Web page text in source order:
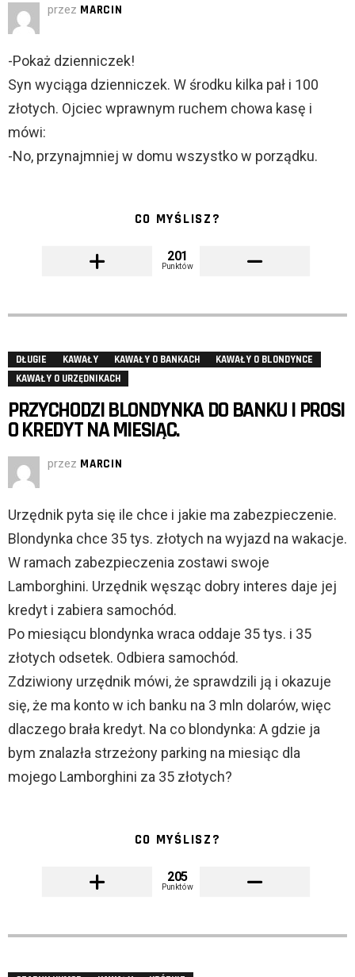
przez MARCIN
-Pokaż dzienniczek!
Syn wyciąga dzienniczek. W środku kilka pał i 100
złotych. Ojciec wprawnym ruchem chowa kasę i
mówi:
-No, przynajmniej w domu wszystko w porządku.
CO MYŚLISZ?
201
Punktów
DŁUGIE KAWAŁY KAWAŁY O BANKACH
KAWAŁY O BLONDYNCE
KAWAŁY O URZĘDNIKACH
PRZYCHODZI BLONDYNKA DO BANKU I PROSI
O KREDYT NA MIESIĄC.
przez MARCIN
Urzędnik pyta się ile chce i jakie ma zabezpieczenie.
Blondynka chce 35 tys. złotych na wyjazd na wakacje.
W ramach zabezpieczenia zostawi swoje
Lamborghini. Urzędnik węsząc dobry interes daje jej
kredyt i zabiera samochód.
Po miesiącu blondynka wraca oddaje 35 tys. i 35
złotych odsetek. Odbiera samochód.
Zdziwiony urzędnik mówi, że sprawdzili ją i okazuje
się, że ma konto w ich banku na 3 mln dolarów, więc
dlaczego brała kredyt. Na co blondynka: A gdzie ja
bym znalazła strzeżony parking na miesiąc dla
mojego Lamborghini za 35 złotych?
CO MYŚLISZ?
205
Punktów